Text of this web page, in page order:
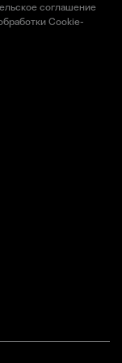
соглашение
Cookie-